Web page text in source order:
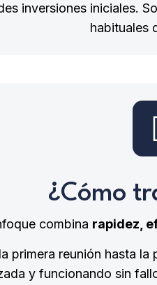
inversiones iniciales.
habituales
¿Cómo
combina rapidez,
primera reunión hasta
y funcionando sin